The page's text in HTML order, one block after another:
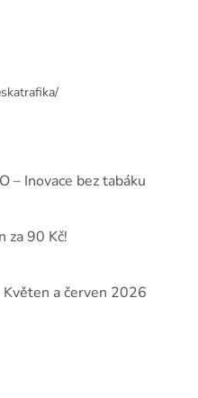
– Inovace bez tabáku
za 90 Kč!
a červen 2026